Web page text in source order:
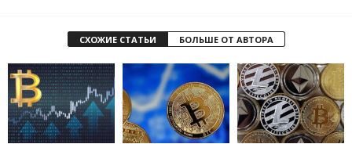
СХОЖИЕ СТАТЬИ БОЛЬШЕ ОТ АВТОРА